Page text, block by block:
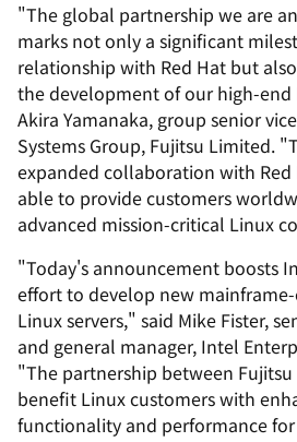
"The global partnership we are
marks not only a significant
relationship with Red Hat but
the development of our high-end
Akira Yamanaka, group senior
Systems Group, Fujitsu Limited.
expanded collaboration with
able to provide customers
advanced mission-critical Linux
"Today's announcement boosts
effort to develop new
Linux servers," said Mike Fister,
and general manager, Intel
"The partnership between
benefit Linux customers with
functionality and performance